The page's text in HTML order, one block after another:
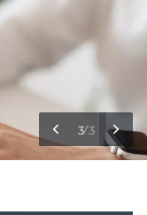
3 3